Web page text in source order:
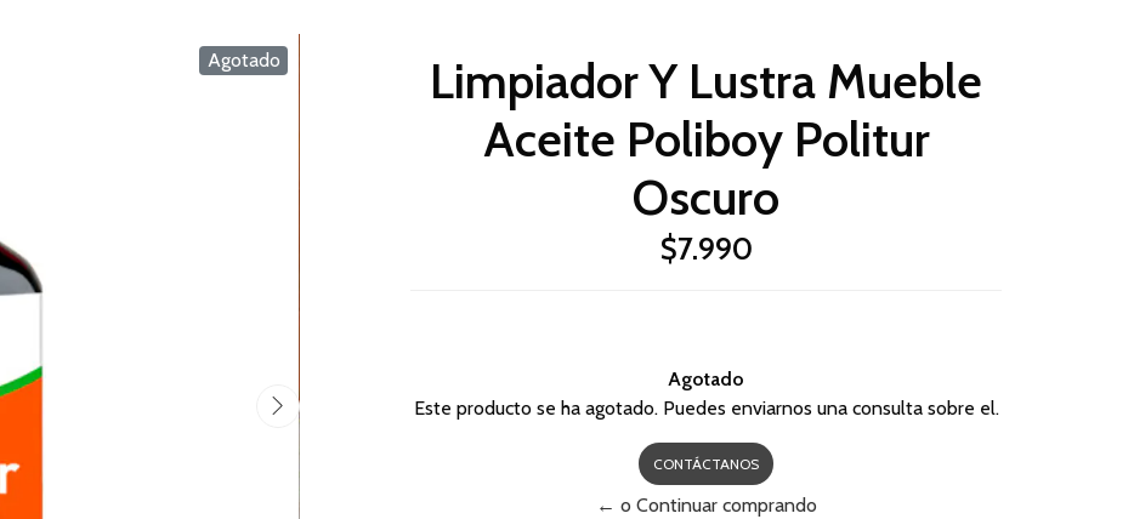
Agotado
Limpiador Y Lustra Mueble
Aceite Poliboy Politur
Oscuro
$7.990
Agotado
Este producto se ha agotado. Puedes enviarnos una consulta sobre el.
CONTÁCTANOS
← o Continuar comprando